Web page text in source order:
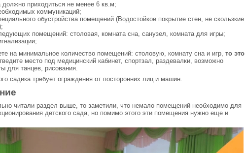
должно приходиться не менее 6 кв.м;
коммуникаций;
обустройства помещений (Водостойкое покрытие стен, не скользкие
помещений: столовая, комната сна, санузел, комната для игры;
на минимальное количество помещений: столовую, комнату сна и игр, то это
место под медицинский кабинет, спортзал, раздевалки, возможно
для танцев, рисования.
садика требует ограждения от посторонних лиц и машин.
читали раздел выше, то заметили, что немало помещений необходимо для
детского сада, но помимо этого эти помещения нужно еще и